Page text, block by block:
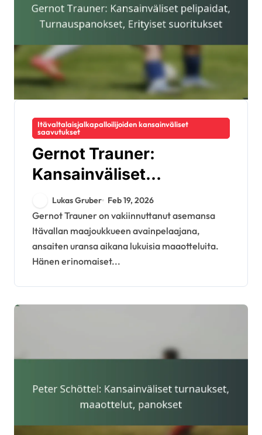
Itävaltalaisjalkapalloilijoiden kansainväliset
saavutukset
Gernot Trauner:
Kansainväliset
pelipaidat,
Turnauspanokset,
Erityiset suoritukset
Lukas Gruber Feb 19, 2026
Gernot Trauner on vakiinnuttanut asemansa
Itävallan maajoukkueen avainpelaajana,
ansaiten uransa aikana lukuisia maaotteluita.
Hänen erinomaiset...